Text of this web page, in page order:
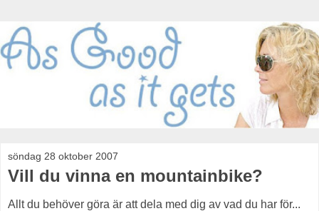
söndag 28 oktober 2007
Vill du vinna en mountainbike?
Allt du behöver göra är att dela med dig av vad du har för...